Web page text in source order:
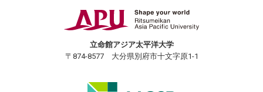
立命館アジア太平洋大学
〒874-8577 大分県別府市十文字原1-1